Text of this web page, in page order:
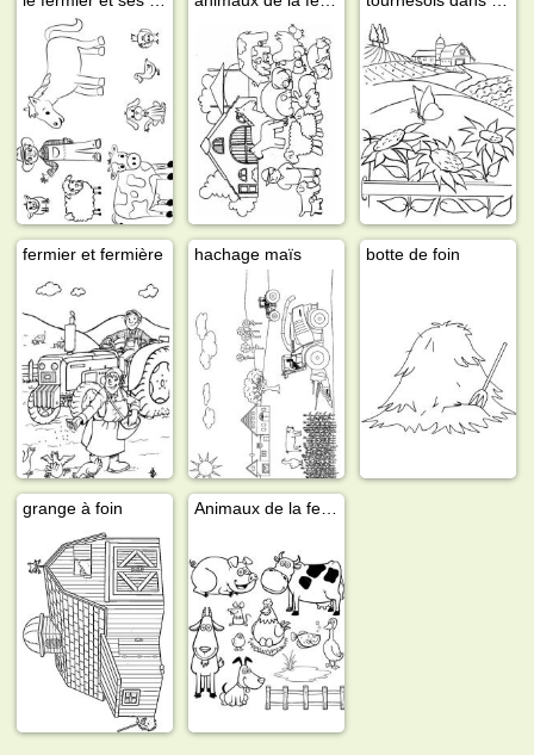
fermier et fermière hachage maïs botte de foin
grange à foin